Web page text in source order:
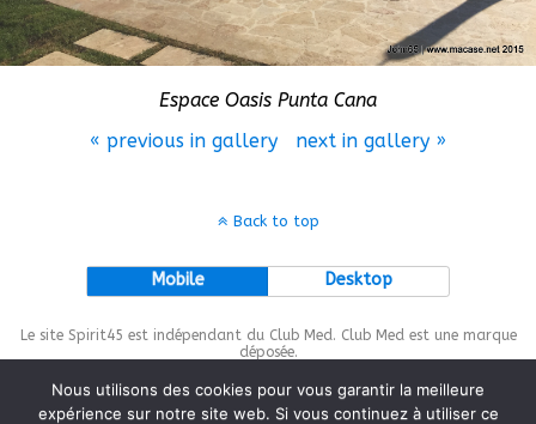
Espace Oasis Punta Cana
« previous in gallery
next in gallery »
Back to top
Mobile Desktop
Le site Spirit45 est indépendant du Club Med. Club Med est une marque
déposée.
Nous utilisons des cookies pour vous garantir la meilleure
expérience sur notre site web. Si vous continuez à utiliser ce